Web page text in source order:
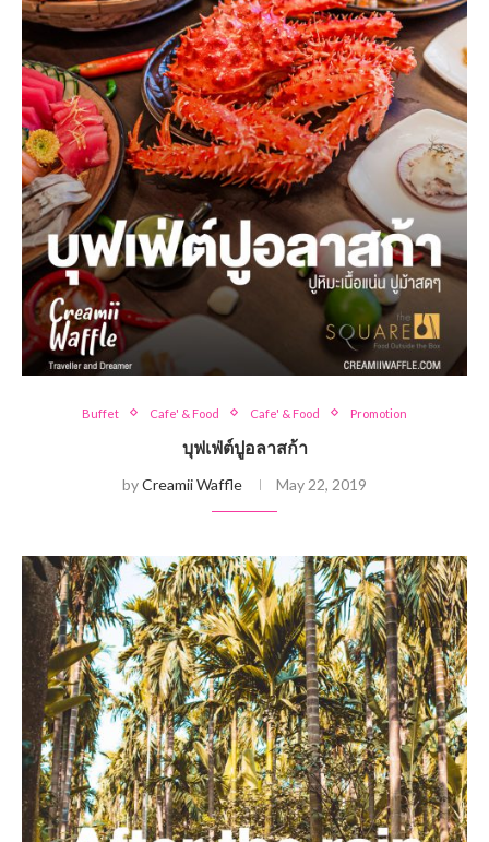
Buffet Cafe' & Food Cafe' & Food Promotion
บุฟเฟ่ต์ปูอลาสก้า
byCreamii Waffle May 22, 2019